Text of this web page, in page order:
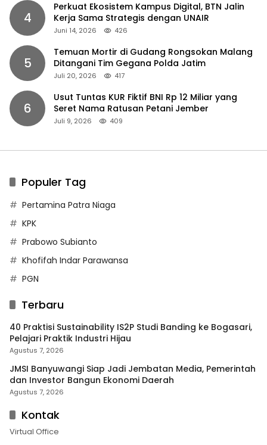
4
Perkuat Ekosistem Kampus Digital, BTN Jalin
Kerja Sama Strategis dengan UNAIR
Juni 14, 2026 426
5
Temuan Mortir di Gudang Rongsokan Malang
Ditangani Tim Gegana Polda Jatim
Juli 20, 2026 417
6
Usut Tuntas KUR Fiktif BNI Rp 12 Miliar yang
Seret Nama Ratusan Petani Jember
Juli 9, 2026 409
Populer Tag
Pertamina Patra Niaga
KPK
Prabowo Subianto
Khofifah Indar Parawansa
PGN
Terbaru
40 Praktisi Sustainability IS2P Studi Banding ke Bogasari,
Pelajari Praktik Industri Hijau
Agustus 7, 2026
JMSI Banyuwangi Siap Jadi Jembatan Media, Pemerintah
dan Investor Bangun Ekonomi Daerah
Agustus 7, 2026
Kontak
Virtual Office